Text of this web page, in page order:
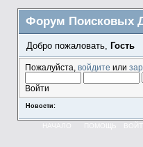
Форум Поисковых
Добро пожаловать, Гость
Пожалуйста, войдите или
Войти
Новости:
НАЧАЛО ПОМОЩЬ